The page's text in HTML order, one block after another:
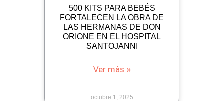
500 KITS PARA BEBÉS
FORTALECEN LA OBRA DE
LAS HERMANAS DE DON
ORIONE EN EL HOSPITAL
SANTOJANNI
Ver más »
octubre 1, 2025